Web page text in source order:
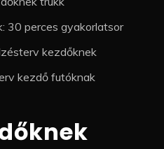
30 perces gyakorlatsor
kezdőknek
kezdő futóknak